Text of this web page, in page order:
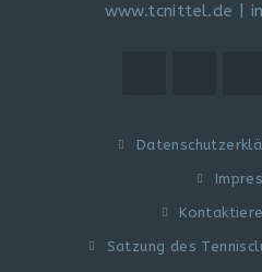
www.tcnittel.de
Satzung des